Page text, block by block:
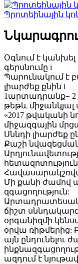
Պրոտեինային
Օգնում է
գերսնումը i
Պարունակում է
լիարժեք քնին i
1արտադրանք= 2
թեթև միջանկյալ
«2017
միջազգային
Սննդի լիարժեք
Քաշի
Մի քանի ժամով
զգացողություն:
ճիշտ
օրգանիզմի
օրվա ռիթմերից:
այն ընդունելու
ազդում է